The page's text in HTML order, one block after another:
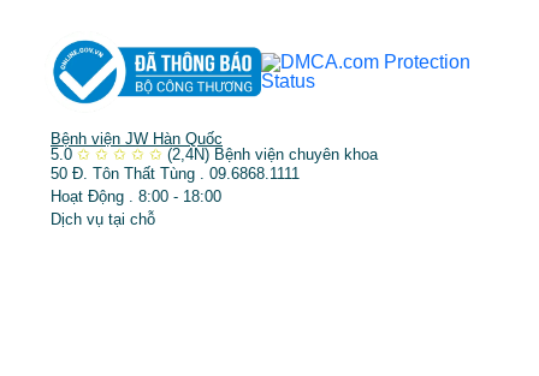
Bệnh viện JW Hàn Quốc
5.0 ✩ ✩ ✩ ✩ ✩ (2,4N) Bệnh viện chuyên khoa
50 Đ. Tôn Thất Tùng . 09.6868.1111
Hoạt Động . 8:00 - 18:00
Dịch vụ tại chỗ